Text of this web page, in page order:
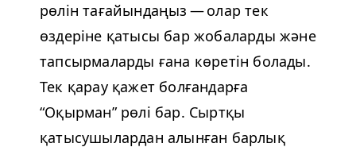
рөлін тағайындаңыз — олар тек
өздеріне қатысы бар жобаларды және
тапсырмаларды ғана көретін болады.
Тек қарау қажет болғандарға
“Оқырман” рөлі бар. Сыртқы
қатысушылардан алынған барлық